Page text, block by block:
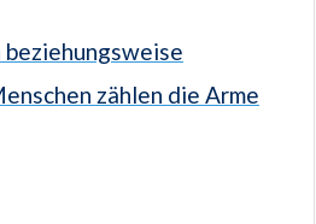
zählen die Arme